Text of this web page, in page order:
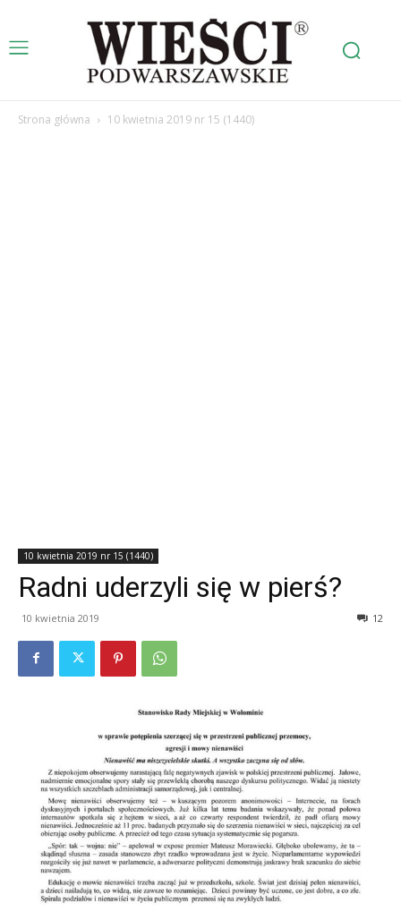
Strona główna 10 kwietnia 2019 nr 15 (1440)
10 kwietnia 2019 nr 15 (1440)
Radni uderzyli się w pierś?
10 kwietnia 2019 12